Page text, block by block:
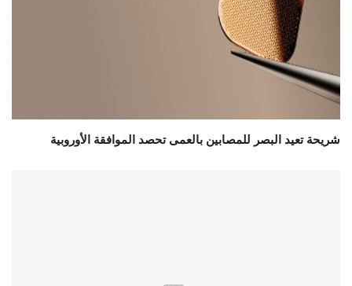
شريحة تعيد البصر للمصابين بالعمى تحصد الموافقة الأوروبية